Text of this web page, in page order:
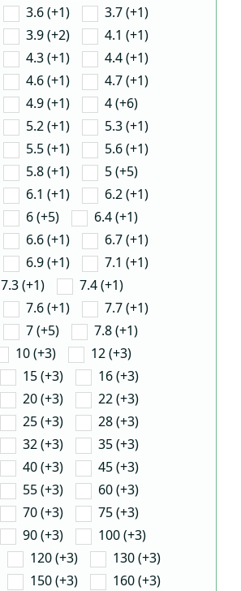
3.6 (+1)
3.7 (+1)
3.9 (+2)
4.1 (+1)
4.3 (+1)
4.4 (+1)
4.6 (+1)
4.7 (+1)
4.9 (+1)
4 (+6)
5.2 (+1)
5.3 (+1)
5.5 (+1)
5.6 (+1)
5.8 (+1)
5 (+5)
6.1 (+1)
6.2 (+1)
6 (+5)
6.4 (+1)
6.6 (+1)
6.7 (+1)
6.9 (+1)
7.1 (+1)
7.3 (+1)
7.4 (+1)
7.6 (+1)
7.7 (+1)
7 (+5)
7.8 (+1)
10 (+3)
12 (+3)
15 (+3)
16 (+3)
20 (+3)
22 (+3)
25 (+3)
28 (+3)
32 (+3)
35 (+3)
40 (+3)
45 (+3)
55 (+3)
60 (+3)
70 (+3)
75 (+3)
90 (+3)
100 (+3)
120 (+3)
130 (+3)
150 (+3)
160 (+3)